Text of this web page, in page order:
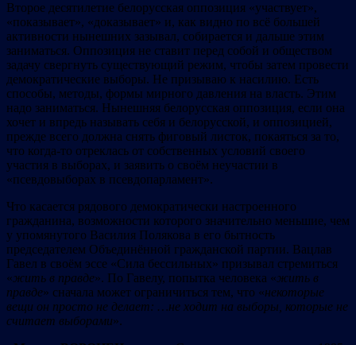
Второе десятилетие белорусская оппозиция «участвует»,
«показывает», «доказывает» и, как видно по всё большей
активности нынешних зазывал, собирается и дальше этим
заниматься. Оппозиция не ставит перед собой и обществом
задачу свергнуть существующий режим, чтобы затем провести
демократические выборы. Не призываю к насилию. Есть
способы, методы, формы мирного давления на власть. Этим
надо заниматься. Нынешняя белорусская оппозиция, если она
хочет и впредь называть себя и белорусской, и оппозицией,
прежде всего должна снять фиговый листок, покаяться за то,
что когда-то отреклась от собственных условий своего
участия в выборах, и заявить о своём неучастии в
«псевдовыборах в псевдопарламент».
Что касается рядового демократически настроенного
гражданина, возможности которого значительно меньшие, чем
у упомянутого Василия Полякова в его бытность
председателем Объединённой гражданской партии. Вацлав
Гавел в своём эссе «Сила бессильных» призывал стремиться
«жить в правде». По Гавелу, попытка человека «жить в
правде» сначала может ограничиться тем, что «некоторые
вещи он просто не делает: …не ходит на выборы, которые не
считает выборами».